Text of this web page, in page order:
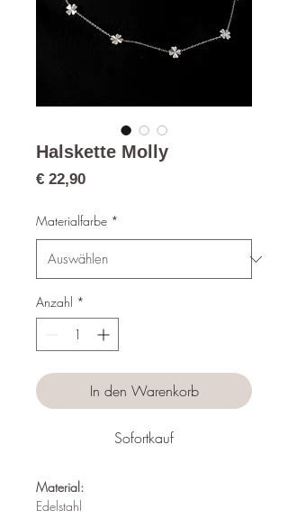
Halskette Molly
€ 22,90Preis
Materialfarbe *
Anzahl *
In den Warenkorb
Sofortkauf
Material:
Edelstahl